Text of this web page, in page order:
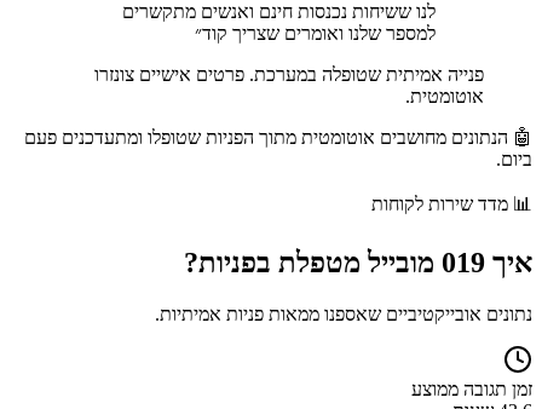
לנו ששיחות נכנסות חינם ואנשים מתקשרים
למספר שלנו ואומרים שצריך קוד״
פנייה אמיתית שטופלה במערכת. פרטים אישיים צונזרו
אוטומטית.
🤖 הנתונים מחושבים אוטומטית מתוך הפניות שטופלו ומתעדכנים פעם
ביום.
📊 מדד שירות לקוחות
איך 019 מובייל מטפלת בפניות?
נתונים אובייקטיביים שאספנו ממאות פניות אמיתיות.
זמן תגובה ממוצע